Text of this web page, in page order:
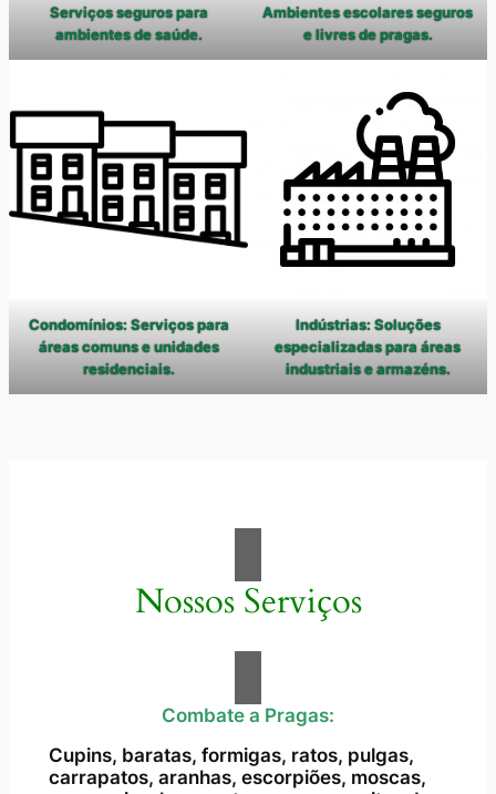
Serviços seguros para
ambientes de saúde.
Ambientes escolares seguros
e livres de pragas.
Condomínios: Serviços para
áreas comuns e unidades
residenciais.
Indústrias: Soluções
especializadas para áreas
industriais e armazéns.
Nossos Serviços
Combate a Pragas:
Cupins, baratas, formigas, ratos, pulgas,
carrapatos, aranhas, escorpiões, moscas,